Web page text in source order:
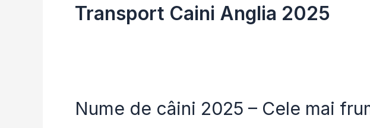
Transport Caini Anglia 2025
Nume de câini 2025 – Cele mai
Nume